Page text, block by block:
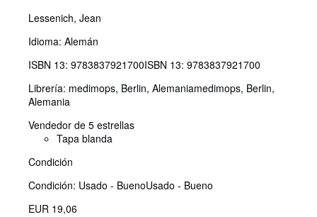
Lessenich, Jean
Idioma: Alemán
ISBN 13: 9783837921700ISBN 13: 9783837921700
Librería: medimops, Berlin, Alemaniamedimops, Berlin,
Alemania
Vendedor de 5 estrellas
Tapa blanda
Condición
Condición: Usado - BuenoUsado - Bueno
EUR 19,06